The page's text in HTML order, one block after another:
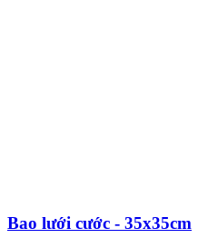
Bao lưới cước - 35x35cm